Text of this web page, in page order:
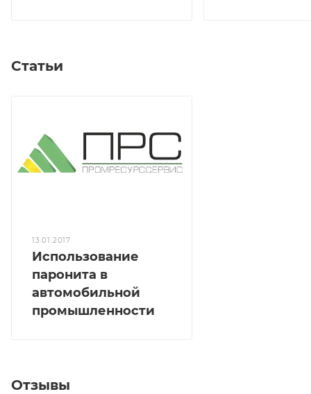
Статьи
13.01.2017
Использование
паронита в
автомобильной
промышленности
Отзывы